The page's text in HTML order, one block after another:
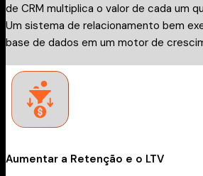
de CRM multiplica o valor de cada um
Um sistema de relacionamento bem
base de dados em um motor de
Aumentar a Retenção e o LTV